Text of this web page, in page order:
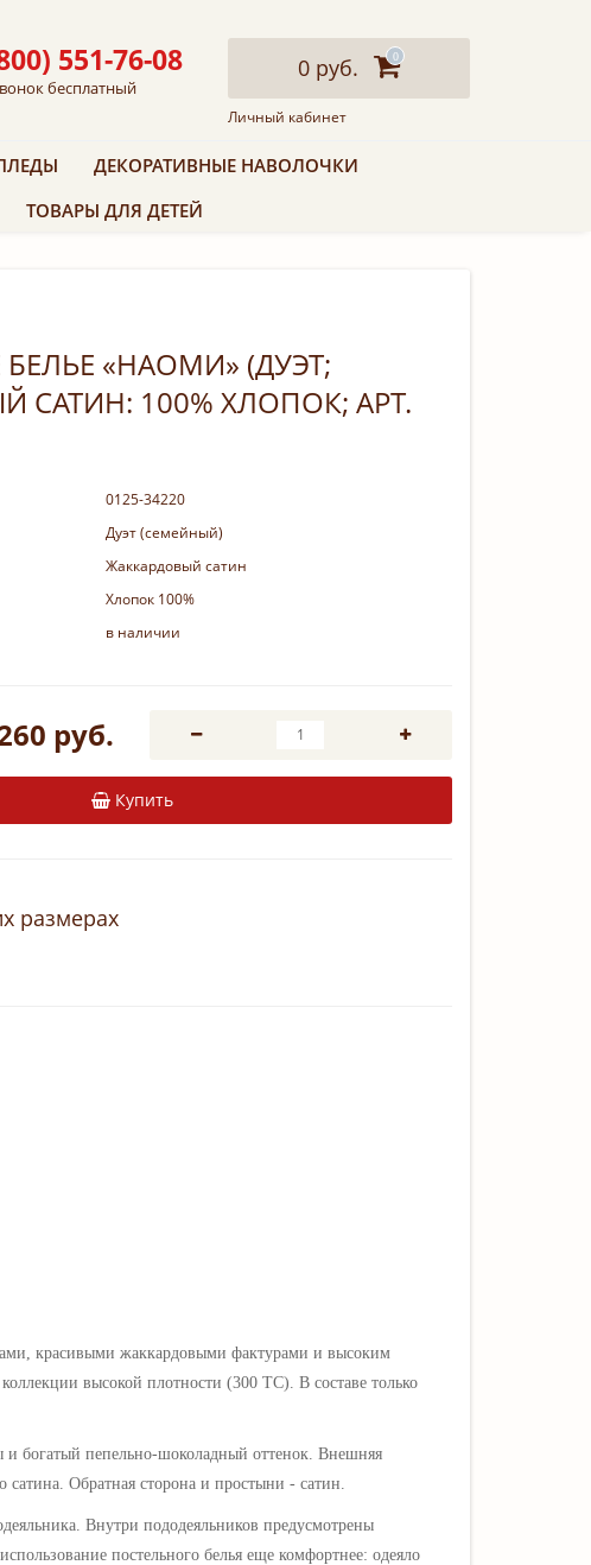
551-76-08
бесплатный
0 руб. 0
Личный кабинет
ДЕКОРАТИВНЫЕ НАВОЛОЧКИ
ТОВАРЫ ДЛЯ ДЕТЕЙ
«НАОМИ» (ДУЭТ;
САТИН: 100% ХЛОПОК; АРТ.
0125-34220
Дуэт (семейный)
Жаккардовый сатин
Хлопок 100%
в наличии
руб.
Купить
размерах
красивыми жаккардовыми фактурами и высоким
высокой плотности (300 TC). В составе только
и богатый пепельно-шоколадный оттенок. Внешняя
Обратная сторона и простыни - сатин.
Внутри пододеяльников предусмотрены
постельного белья еще комфортнее: одеяло